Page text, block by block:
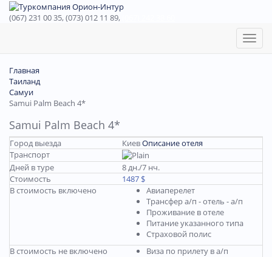
(067) 231 00 35, (073) 012 11 89,
Toggle
Главная
Таиланд
Самуи
Samui Palm Beach 4*
Samui Palm Beach 4*
Город выезда КиевОписание отеля
Транспорт
Дней в туре
8 дн./7 нч.
Стоимость
1487 $
В стоимость включено
Авиаперелет
Трансфер а/п - отель - а/п
Проживание в отеле
Питание указанного типа
Страховой полис
В стоимость не включено
Виза по прилету в а/п